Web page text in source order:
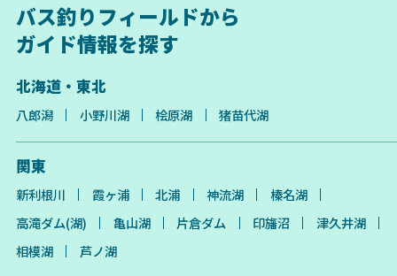
バス釣りフィールドから
ガイド情報を探す
北海道・東北
八郎潟 小野川湖 桧原湖 猪苗代湖
関東
新利根川 霞ヶ浦 北浦 神流湖
榛名湖
高滝ダム(湖)
亀山湖 片倉ダム 印旛沼
津久井湖
相模湖
芦ノ湖